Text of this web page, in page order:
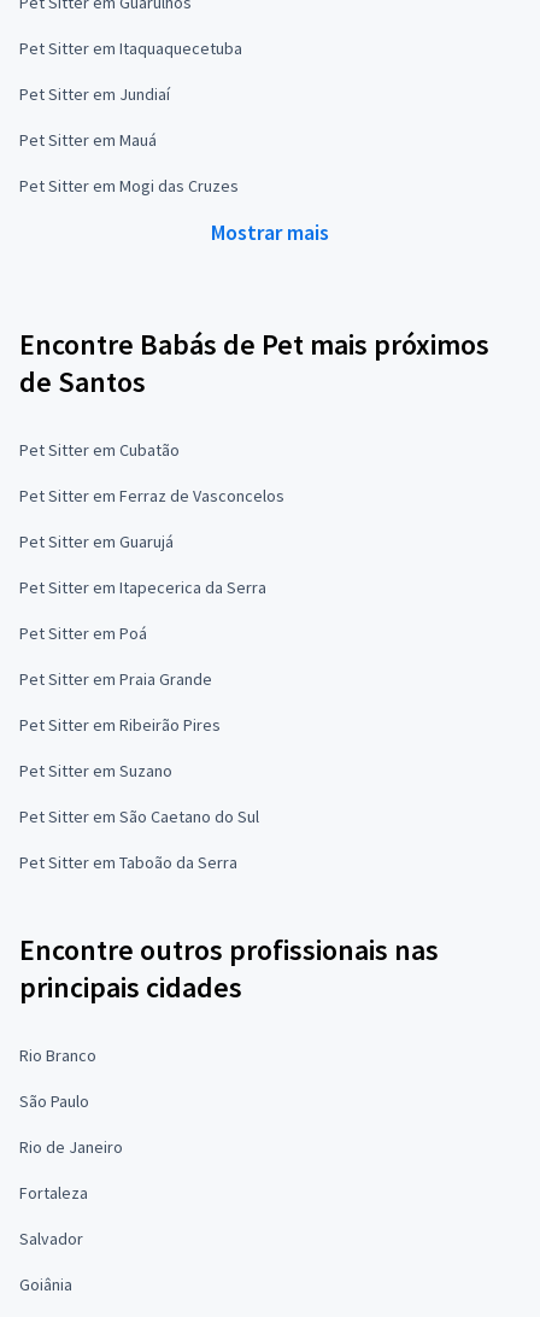
Pet Sitter em Itaquaquecetuba
Pet Sitter em Jundiaí
Pet Sitter em Mauá
Pet Sitter em Mogi das Cruzes
Mostrar mais
Encontre Babás de Pet mais próximos
de Santos
Pet Sitter em Cubatão
Pet Sitter em Ferraz de Vasconcelos
Pet Sitter em Guarujá
Pet Sitter em Itapecerica da Serra
Pet Sitter em Poá
Pet Sitter em Praia Grande
Pet Sitter em Ribeirão Pires
Pet Sitter em Suzano
Pet Sitter em São Caetano do Sul
Pet Sitter em Taboão da Serra
Encontre outros profissionais nas
principais cidades
Rio Branco
São Paulo
Rio de Janeiro
Fortaleza
Salvador
Goiânia